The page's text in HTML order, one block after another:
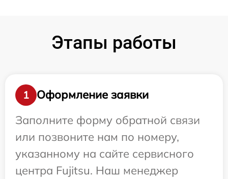
Этапы работы
1
Оформление заявки
Заполните форму обратной связи
или позвоните нам по номеру,
указанному на сайте сервисного
центра Fujitsu. Наш менеджер